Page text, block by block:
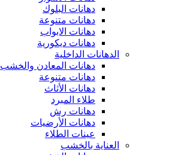
دهانات البلوك
دهانات متنوعة
دهانات الابواب
دهانات ديكورية
الدهانات الداخلية
دهانات المعادن والخشب
دهانات متنوعة
دهانات الأثاث
طلاء المبرد
دهانات رش
دهانات الأرضيات
عينات الطلاء
العناية بالخشب